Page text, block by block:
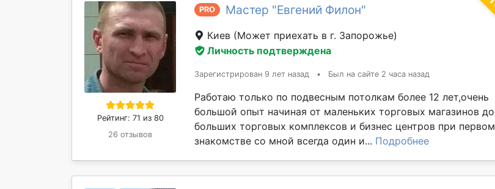
Рейтинг: 71 из 80
26 отзывов
PRO Мастер "Евгений Филон"
Киев (Может приехать в г. Запорожье)
Личность подтверждена
Зарегистрирован 9 лет назад • Был на сайте 2 часа назад
Работаю только по подвесным потолкам более 12 лет,очень
большой опыт начиная от маленьких торговых магазинов до
больших торговых комплексов и бизнес центров при первом
знакомстве со мной всегда один и... Подробнее